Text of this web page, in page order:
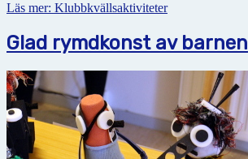
Läs mer: Klubbkvällsaktiviteter
Glad rymdkonst av barnen